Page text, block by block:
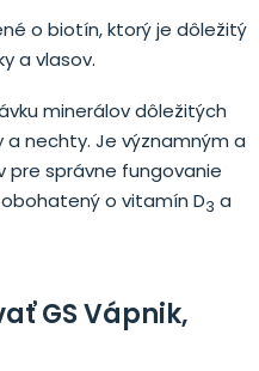
o biotín, ktorý je dôležitý
a vlasov.
minerálov dôležitých
a nechty. Je významným a
pre správne fungovanie
o vitamín D3 a
GS Vápnik,